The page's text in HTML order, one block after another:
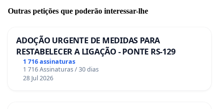
Outras petições que poderão interessar-lhe
ADOÇÃO URGENTE DE MEDIDAS PARA
RESTABELECER A LIGAÇÃO - PONTE RS-129
1 716 assinaturas
1 716 Assinaturas / 30 dias
28 Jul 2026